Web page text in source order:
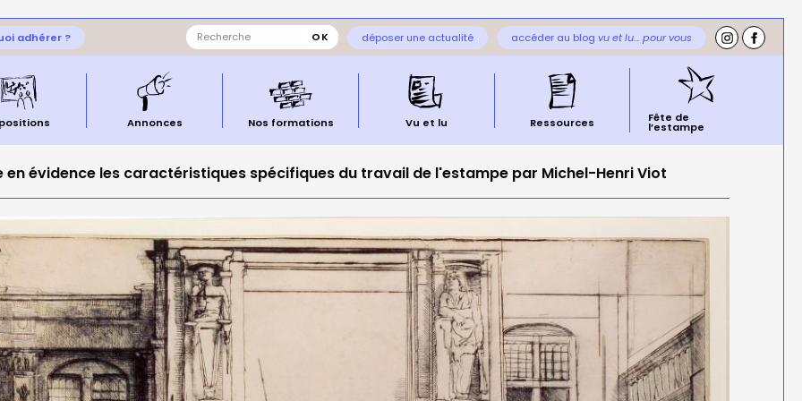
adhérer ? déposer une actualité accéder au blog vu et lu… pour vous
Annonces Nos formations Vu et lu Ressources Fête de
l’estampe
en évidence les caractéristiques spécifiques du travail de l'estampe par Michel-Henri Viot